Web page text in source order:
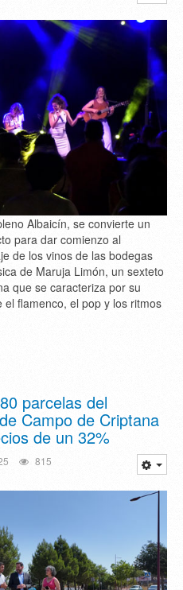
Albaicín, se convierte un
para dar comienzo al
de los vinos de las bodegas
de Maruja Limón, un sexteto
que se caracteriza por su
flamenco, el pop y los ritmos
parcelas del
Campo de Criptana
de un 32%
815